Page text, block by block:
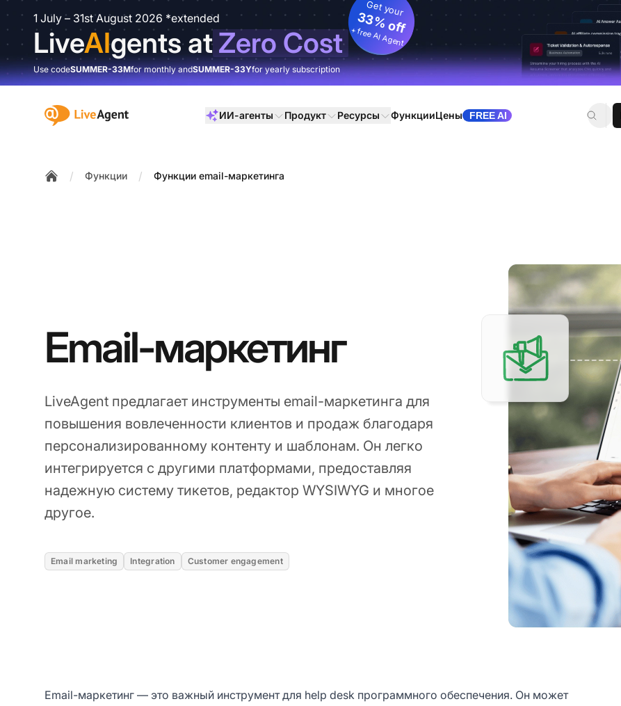
1 July – 31st August 2026 *extended
LiveAIgents atZero Cost
Get your
33% off
+ free AI Agent
Use codeSUMMER-33Mfor monthly andSUMMER-33Yfor yearly subscription
:site.title ИИ-агенты Продукт Ресурсы ФункцииЦены FREE AI
/ Функции / Функции email-маркетинга
Email-маркетинг
LiveAgent предлагает инструменты email-маркетинга для
повышения вовлеченности клиентов и продаж благодаря
персонализированному контенту и шаблонам. Он легко
интегрируется с другими платформами, предоставляя
надежную систему тикетов, редактор WYSIWYG и многое
другое.
Email marketing Integration Customer engagement
Email-маркетинг — это важный инструмент для help desk программного обеспечения. Он может